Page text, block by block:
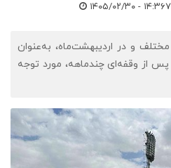
۱۴۰۵/۰۲/۳۰ - ۱۴:۳۶
و در اردیبهشت‌ماه، به‌عنوان
از وقفه‌ای چندماهه، مورد توجه